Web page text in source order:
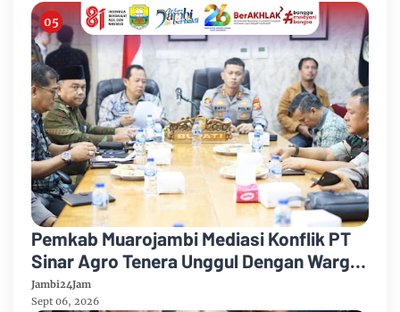
Pemkab Muarojambi Mediasi Konflik PT
Sinar Agro Tenera Unggul Dengan Warga
Sipin Teluk Duren
Jambi24Jam
Sept 06, 2026